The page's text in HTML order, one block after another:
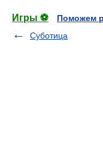
Игры ⚽
Поможем
Суботица